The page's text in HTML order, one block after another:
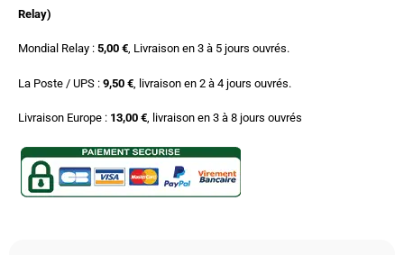
Relay)
Mondial Relay : 5,00 €, Livraison en 3 à 5 jours ouvrés.
La Poste / UPS : 9,50 € , livraison en 2 à 4 jours ouvrés.
Livraison Europe : 13,00 €, livraison en 3 à 8 jours ouvrés